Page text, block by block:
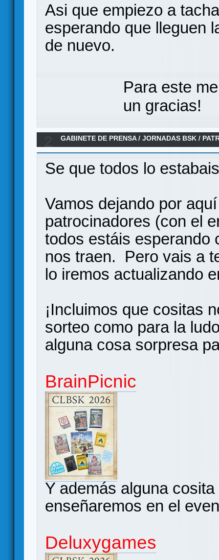
Asi que empiezo a
esperando que lleguen
de nuevo.
Para este
un gracias!
GABINETE DE PRENSA/JORNADAS BSK /
Se que todos lo
Vamos dejando por
patrocinadores (con el
todos estáis esperando
nos traen. Pero vais a
lo iremos actualizando
¡Incluimos que cositas
sorteo como para la
alguna cosa sorpresa
BrainPicnic
Y además alguna
enseñaremos en el
Deluxygames